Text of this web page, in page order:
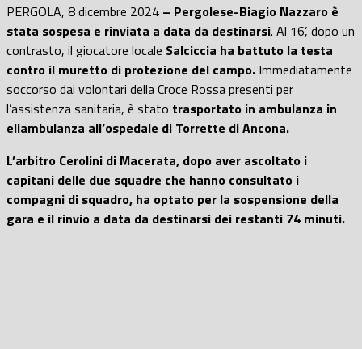
PERGOLA, 8 dicembre 2024 – Pergolese-Biagio Nazzaro è
stata sospesa e rinviata a data da destinarsi. Al 16’, dopo un
contrasto, il giocatore locale Salciccia ha battuto la testa
contro il muretto di protezione del campo. Immediatamente
soccorso dai volontari della Croce Rossa presenti per
l’assistenza sanitaria, è stato trasportato in ambulanza in
eliambulanza all’ospedale di Torrette di Ancona.
L’arbitro Cerolini di Macerata, dopo aver ascoltato i
capitani delle due squadre che hanno consultato i
compagni di squadro, ha optato per la sospensione della
gara e il rinvio a data da destinarsi dei restanti 74 minuti.